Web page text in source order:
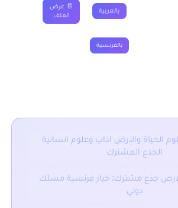
بالعربية
📄 عرض
الملف
بالفرنسية
الحياة والارض اداب وعلوم انسانية
الجذع المشترك
جذع مشترك: خيار فرنسية مسلك
دولي